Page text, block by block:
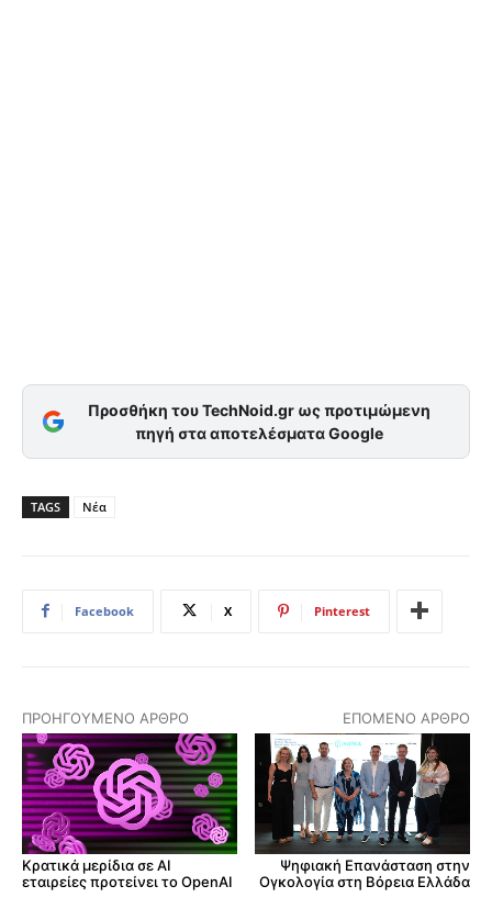
Προσθήκη του TechNoid.gr ως προτιμώμενη
πηγή στα αποτελέσματα Google
TAGS Νέα
Facebook X Pinterest
ΠΡΟΗΓΟΎΜΕΝΟ ΆΡΘΡΟ
Κρατικά μερίδια σε AI
εταιρείες προτείνει το OpenAI
ΕΠΌΜΕΝΟ ΆΡΘΡΟ
Ψηφιακή Επανάσταση στην
Ογκολογία στη Βόρεια Ελλάδα